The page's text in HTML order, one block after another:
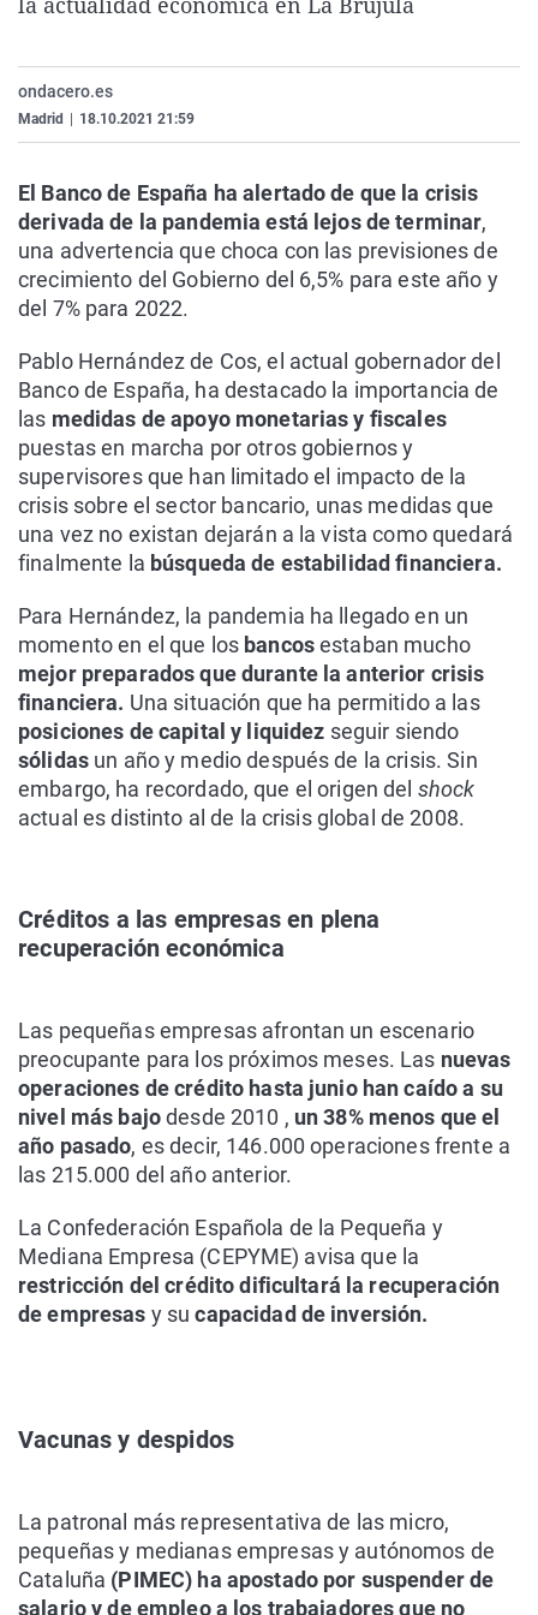
La rosa de los vientos
Gente viajera
Caso
Retornados
Operación Viuda
Extremadura
Galicia
Navarra
País Vasco
Virales
Televisión
ondacero.es
Madrid 18.10.2021 21:59
El Banco de España ha alertado de que la crisis
derivada de la pandemia está lejos de terminar,
una advertencia que choca con las previsiones de
crecimiento del Gobierno del 6,5% para este año y
del 7% para 2022.
Pablo Hernández de Cos, el actual gobernador del
Banco de España, ha destacado la importancia de
las medidas de apoyo monetarias y fiscales
puestas en marcha por otros gobiernos y
supervisores que han limitado el impacto de la
crisis sobre el sector bancario, unas medidas que
una vez no existan dejarán a la vista como quedará
finalmente la búsqueda de estabilidad financiera.
Para Hernández, la pandemia ha llegado en un
momento en el que losbancosestaban mucho
mejor preparados que durante la anterior crisis
financiera. Una situación que ha permitido a las
posiciones de capital y liquidez seguir siendo
sólidasun año y medio después de la crisis. Sin
embargo, ha recordado, que el origen del shock
actual es distinto al de la crisis global de 2008.
Créditos a las empresas en plena
recuperación económica
Las pequeñas empresas afrontan un escenario
preocupante para los próximos meses. Las nuevas
operaciones de crédito hasta junio han caído a su
nivel más bajodesde 2010 , un 38% menos que el
año pasado, es decir, 146.000 operaciones frente a
las 215.000 del año anterior.
La Confederación Española de la Pequeña y
Mediana Empresa (CEPYME) avisa que la
restricción del crédito dificultará la recuperación
de empresas y sucapacidad de inversión.
Vacunas y despidos
La patronal más representativa de las micro,
pequeñas y medianas empresas y autónomos de
Cataluña (PIMEC) ha apostado por suspender de
salario y de empleo a los trabajadores que no